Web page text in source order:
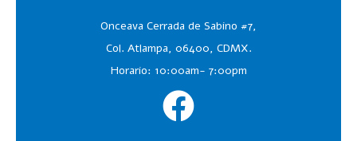
Onceava Cerrada de Sabino #7,
Col. Atlampa, 06400, CDMX.
Horario: 10:00am- 7:00pm